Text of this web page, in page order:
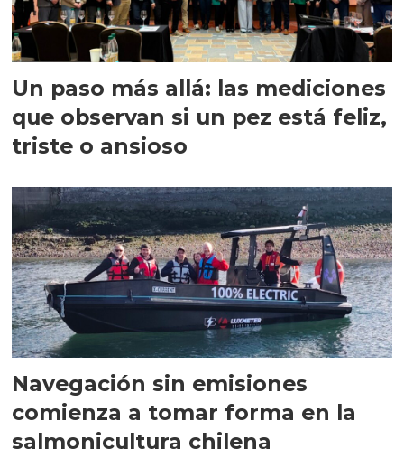
Un paso más allá: las mediciones
que observan si un pez está feliz,
triste o ansioso
Navegación sin emisiones
comienza a tomar forma en la
salmonicultura chilena